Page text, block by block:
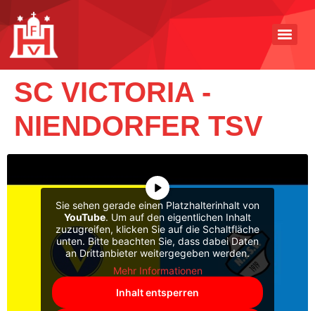
SC VICTORIA -
NIENDORFER TSV
Sie sehen gerade einen Platzhalterinhalt von
YouTube. Um auf den eigentlichen Inhalt
zuzugreifen, klicken Sie auf die Schaltfläche
unten. Bitte beachten Sie, dass dabei Daten
an Drittanbieter weitergegeben werden.
Mehr Informationen
Inhalt entsperren